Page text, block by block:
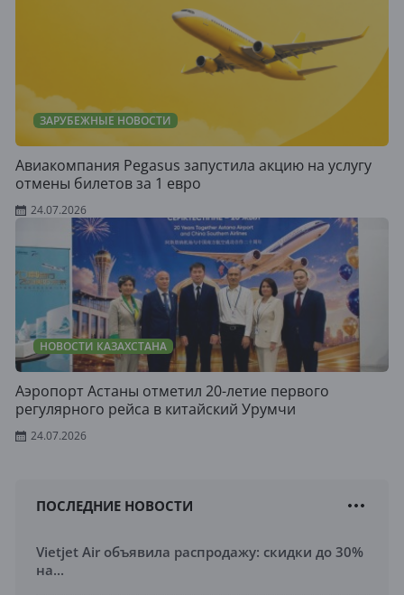
ЗАРУБЕЖНЫЕ НОВОСТИ
Авиакомпания Pegasus запустила акцию на услугу
отмены билетов за 1 евро
24.07.2026
НОВОСТИ КАЗАХСТАНА
Аэропорт Астаны отметил 20-летие первого
регулярного рейса в китайский Урумчи
24.07.2026
ПОСЛЕДНИЕ НОВОСТИ
Vietjet Air объявила распродажу: скидки до 30%
на...